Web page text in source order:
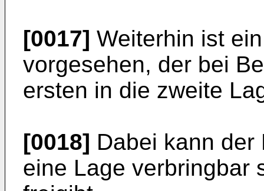
[0017] Weiterhin ist
vorgesehen, der bei
ersten in die zweite
[0018] Dabei kann
eine Lage verbringbar